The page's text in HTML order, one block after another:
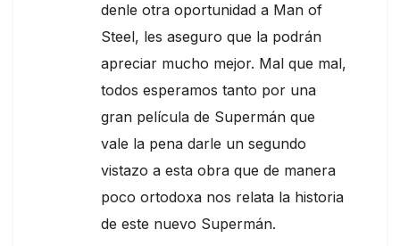
denle otra oportunidad a Man of
Steel, les aseguro que la podrán
apreciar mucho mejor. Mal que mal,
todos esperamos tanto por una
gran película de Supermán que
vale la pena darle un segundo
vistazo a esta obra que de manera
poco ortodoxa nos relata la historia
de este nuevo Supermán.